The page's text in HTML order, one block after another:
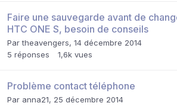
Faire une sauvegarde avant de
HTC ONE S, besoin de conseils
Partheavengers, 14 décembre 2014
5 réponses 1,6k vues
Problème contact téléphone
Par anna21, 25 décembre 2014